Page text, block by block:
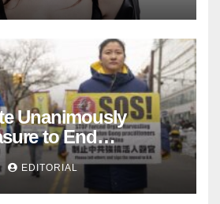
Unanimously
to End
Beijing’s Forced
EDITORIAL